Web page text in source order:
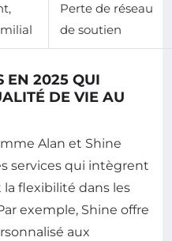
Perte de réseau
de soutien
EN 2025 QUI
DE VIE AU
Alan et Shine
services qui intègrent
flexibilité dans les
exemple, Shine offre
aux